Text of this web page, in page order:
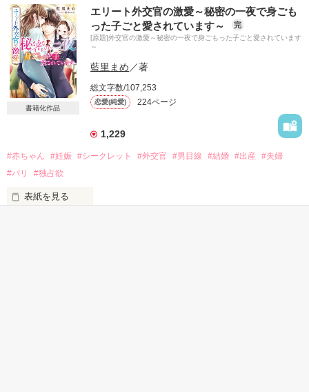
井浦　響（いうら　ひびき）31歳
Fluffy ALPA株式会社　代表取締役社長
+.◆─∞─◇.+ﾟ*｡:ﾟ+◆─∞─◇.+
「俺の弱みを握ったとでも言いたいのか？」
私にだけ甘くて困ります
Review
usamoさま
Ailёиさま
潰れそうな和菓子店の看板娘の私が
大手洋菓子メーカーの御曹司から、突然のプロポーズ。
「政略結婚だと思っていただければ」
愛はないと宣言されたも同然の結婚なのに
赤ちゃんを授かり、つわりで苦しむ私に
どうしてこんなに優しくするの？
「お前とこの子を、俺に守らせてくれ」
仕事人間だったはずの彼が
まさかの溺愛宣言!?
2019.05.19
書籍化作品
エリート外交官の激愛～秘密の一夜で身ごも
った子ごと愛されています～
完
[原題]外交官の激愛～秘密の一夜で身ごもった子ごと愛されています
～
藍里まめ ／著
総文字数/107,253
恋愛(純愛) 224ページ
1,229
#赤ちゃん #妊娠 #シークレット #外交官 #男目線 #結婚 #出産 #夫婦
#パリ
#独占欲
表紙を見る